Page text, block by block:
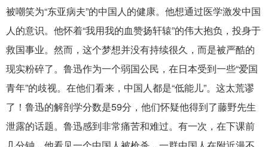
被嘲笑为“东亚病夫”的中国人的健康。他想通过医学激发中国
人的意识。他怀着“我用我的血赞扬轩辕”的伟大抱负，投身于
救国事业。然而，这个梦想并没有持续很久，而是被严酷的
现实粉碎了。鲁迅作为一个弱国公民，在日本受到一些“爱国
青年”的歧视。在他们看来，中国人都是“低能儿”。这太荒谬
了！鲁迅的解剖学分数是59分，他们怀疑他得到了藤野先生
泄露的话题。鲁迅感到非常痛苦和难过。有一次，在下课前